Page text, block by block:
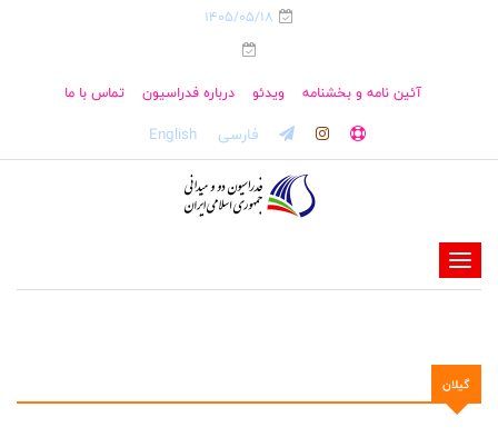
1405/05/18
آئین نامه و بخشنامه ویدئو درباره فدراسیون تماس با ما
فارسی English
-
-
-
-
-
گیلان